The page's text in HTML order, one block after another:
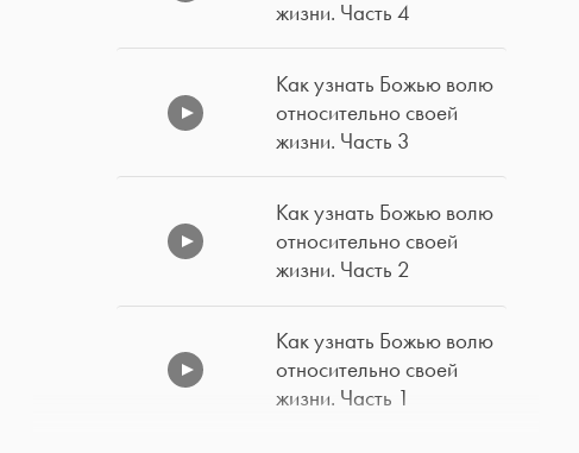
жизни. Часть 4
Как узнать Божью волю
относительно своей
жизни. Часть 3
Как узнать Божью волю
относительно своей
жизни. Часть 2
Как узнать Божью волю
относительно своей
жизни. Часть 1